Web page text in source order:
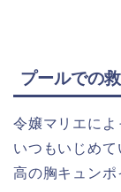
プールでの
令嬢マリエによ
いつもいじめ
高の胸キュンポ